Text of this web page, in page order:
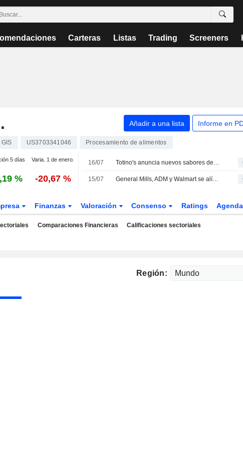
Carteras Listas Trading Screeners
Añadir a una lista Informe en
GIS US3703341046 Procesamiento de alimentos
5 días Varia. 1 de enero.
% -20,67 %
16/07 Totino's anuncia nuevos sabores de Pizza Rolls y Ultimate Pizza
15/07 General Mills, ADM y Walmart se alían para impulsar la agricultura regenerativa en 16.000 hectáreas de trigo en el Medio Oeste
Finanzas Valoración Consenso Ratings Agenda
Comparaciones Financieras Calificaciones sectoriales
Región: